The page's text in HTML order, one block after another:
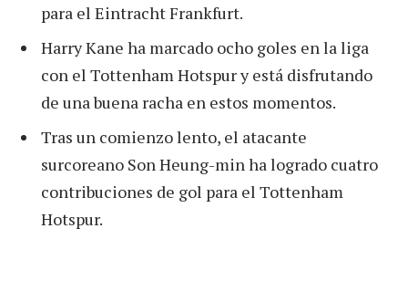
para el Eintracht Frankfurt.
Harry Kane ha marcado ocho goles en la liga
con el Tottenham Hotspur y está disfrutando
de una buena racha en estos momentos.
Tras un comienzo lento, el atacante
surcoreano Son Heung-min ha logrado cuatro
contribuciones de gol para el Tottenham
Hotspur.